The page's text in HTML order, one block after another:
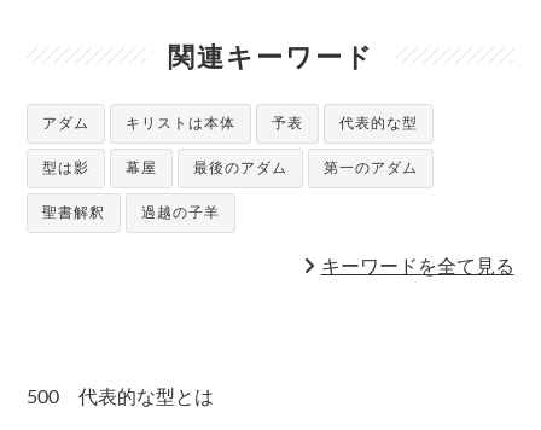
関連キーワード
アダム キリストは本体 予表 代表的な型
型は影 幕屋 最後のアダム 第一のアダム
聖書解釈 過越の子羊
キーワードを全て見る
500 代表的な型とは